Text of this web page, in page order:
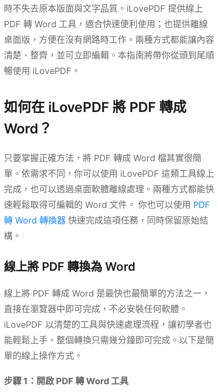
時不失去原本版面與文字品質。iLovePDF 提供線上
PDF 轉 Word 工具，適合快速便利使用；也提供離線
桌面版，方便在沒有網路時工作。兩種方式都能讓內容
清楚、整齊，並可立即編輯。本指南將帶你從頭到尾順
暢使用 iLovePDF。
如何在 iLovePDF 將 PDF 轉成
Word？
只要掌握正確方法，將 PDF 轉成 Word 檔其實很簡
單。依需求不同，你可以使用 iLovePDF 這類工具線上
完成，也可以透過桌面軟體離線處理。兩種方式都能快
速輕鬆取得可編輯的 Word 文件。 你也可以使用 PDF
轉 Word 轉換器 快速完成這項任務，同時保留原始結
構。
線上將 PDF 轉換為 Word
線上將 PDF 轉成 Word 是最快也最簡單的方法之一，
直接在瀏覽器中即可完成，不必安裝任何軟體。
iLovePDF 以清楚的工具與快速處理流程，讓初學者也
能輕鬆上手。整個轉換只需幾分鐘即可完成。以下是簡
單的線上操作方式。
步驟 1：開啟 PDF 轉 Word 工具